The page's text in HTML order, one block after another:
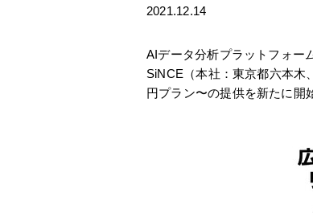
2021.12.14
AIデータ分析プラットフォー
SiNCE（本社：東京都六本木
円プラン〜の提供を新たに開